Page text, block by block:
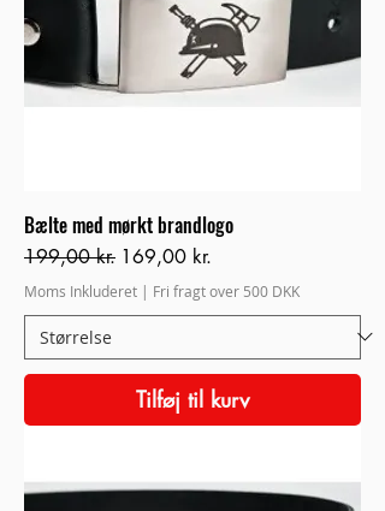
Bælte med mørkt brandlogo
Regulær pris
199,00 kr. Salgspris
169,00 kr.
Moms Inkluderet | Fri fragt over 500 DKK
Tilføj til kurv